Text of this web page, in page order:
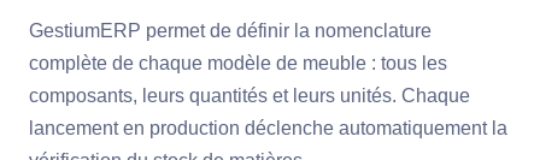
GestiumERP permet de définir la nomenclature
complète de chaque modèle de meuble : tous les
composants, leurs quantités et leurs unités. Chaque
lancement en production déclenche automatiquement la